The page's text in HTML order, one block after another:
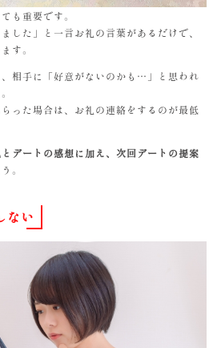
も重要です。
した」と一言お礼の言葉があるだけで、
す。
相手に「好意がないのかも…」と思われ
った場合は、お礼の連絡をするのが最低
デートの感想に加え、次回デートの提案
。
ない